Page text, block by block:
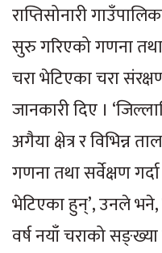
राप्तिसोनारी
सुरु गरिएको गणना तथा
चरा भेटिएका चरा
जानकारी दिए ।
अगैया क्षेत्र र विभिन्न
गणना तथा सर्वेक्षण
भेटिएका हुन्’, उनले भने,
वर्ष नयाँ चराको